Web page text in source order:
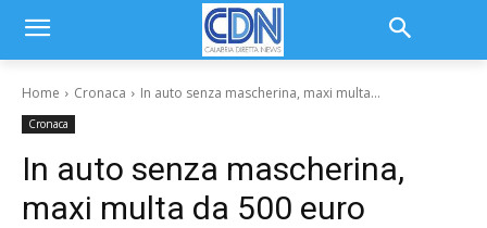
Home Cronaca In auto senza mascherina, maxi multa...
Cronaca
In auto senza mascherina,
maxi multa da 500 euro